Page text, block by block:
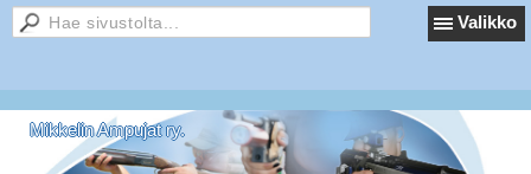
Valikko
Mikkelin Ampujat ry.